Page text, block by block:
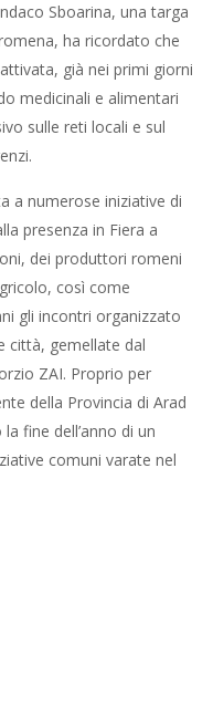
Sboarina, una targa
ha ricordato che
già nei primi giorni
medicinali e alimentari
sulle reti locali e sul
a numerose iniziative di
presenza in Fiera a
dei produttori romeni
così come
gli incontri organizzato
città, gemellate dal
ZAI. Proprio per
della Provincia di Arad
fine dell’anno di un
comuni varate nel